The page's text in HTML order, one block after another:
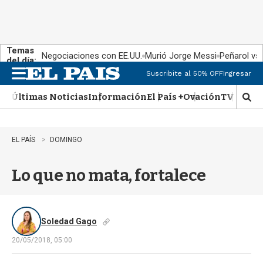
Temas
del día: Negociaciones con EE.UU. Murió Jorge Messi Peñarol
n
u
Suscribite al 50% OFFIngresar
Últimas NoticiasInformaciónEl País +OvaciónTV Show
M
o
d
EL PAÍS DOMINGO
Lo que no mata, fortalece
Soledad Gago
20/05/2018, 05:00